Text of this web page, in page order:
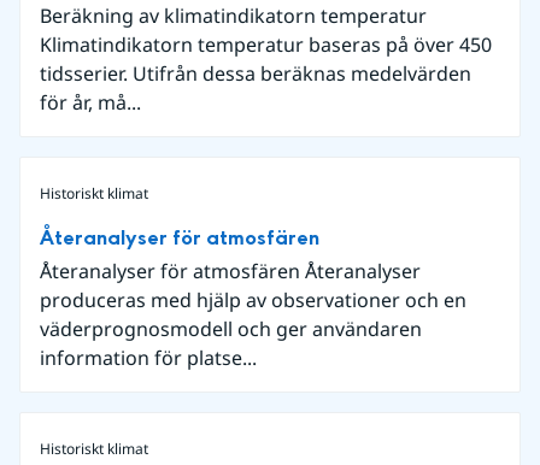
Beräkning av klimatindikatorn temperatur
Klimatindikatorn temperatur baseras på över 450
tidsserier. Utifrån dessa beräknas medelvärden
för år, må...
Historiskt klimat
Återanalyser för atmosfären
Återanalyser för atmosfären Återanalyser
produceras med hjälp av observationer och en
väderprognosmodell och ger användaren
information för platse...
Historiskt klimat